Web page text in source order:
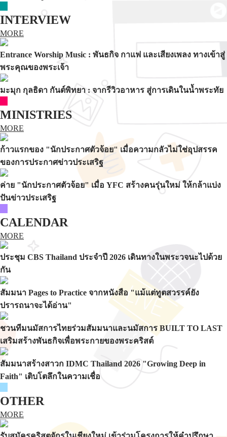
INTERVIEW
MORE
Entrance Worship Music : พันธกิจ กาแฟ และเสียงเพลง ทางเข้าสู่
พระคุณของพระเจ้า
มะมุก กุลธิดา กันต์พิทยา : จากรีวิวอาหาร สู่การเดินในน้ำพระทัย
MINISTRIES
MORE
ก้าวแรกของ "นักประกาศตัวจ้อย" เมื่อความกลัวไม่ใช่อุปสรรค
ของการประกาศข่าวประเสริฐ
ค่าย "นักประกาศตัวจ้อย" เมื่อ YFC สร้างคนรุ่นใหม่ ให้กล้าแบ่ง
ปันข่าวประเสริฐ
CALENDAR
MORE
ประชุม CBS Thailand ประจำปี 2026 เดินทางในพระวจนะไปด้วย
กัน
สัมมนา Pages to Practice จากหนังสือ "แม้แต่ทูตสวรรค์ยัง
ปรารถนาจะได้อ่าน"
ชวนทีมนมัสการไทยร่วมสัมมนาและนมัสการ BUILT TO LAST
เสริมสร้างพันธกิจเพื่อพระกายของพระคริสต์
สัมมนาสร้างสาวก IDMC Thailand 2026 "Growing Deep in
Faith" เติบโตลึกในความเชื่อ
OTHER
MORE